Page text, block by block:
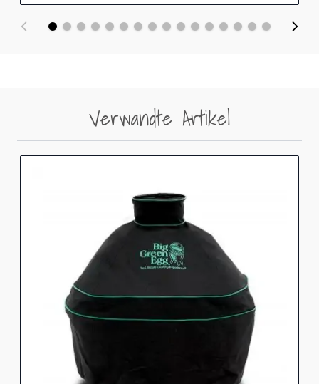
Verwandte Artikel